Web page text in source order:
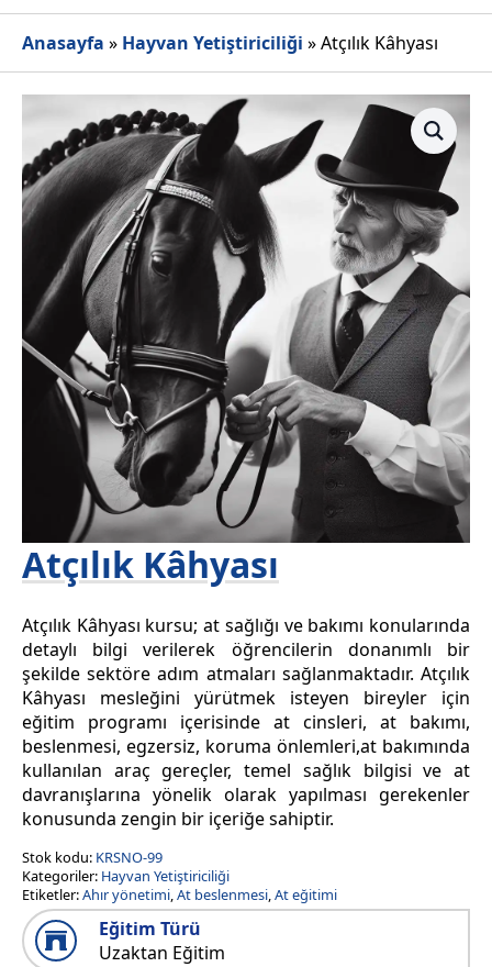
Anasayfa » Hayvan Yetiştiriciliği »Atçılık Kâhyası
Atçılık Kâhyası
Atçılık Kâhyası kursu; at sağlığı ve bakımı konularında
detaylı bilgi verilerek öğrencilerin donanımlı bir
şekilde sektöre adım atmaları sağlanmaktadır. Atçılık
Kâhyası mesleğini yürütmek isteyen bireyler için
eğitim programı içerisinde at cinsleri, at bakımı,
beslenmesi, egzersiz, koruma önlemleri,at bakımında
kullanılan araç gereçler, temel sağlık bilgisi ve at
davranışlarına yönelik olarak yapılması gerekenler
konusunda zengin bir içeriğe sahiptir.
Stok kodu: KRSNO-99
Kategoriler: Hayvan Yetiştiriciliği
Etiketler:Ahır yönetimi,At beslenmesi,At eğitimi
Eğitim Türü
Uzaktan Eğitim